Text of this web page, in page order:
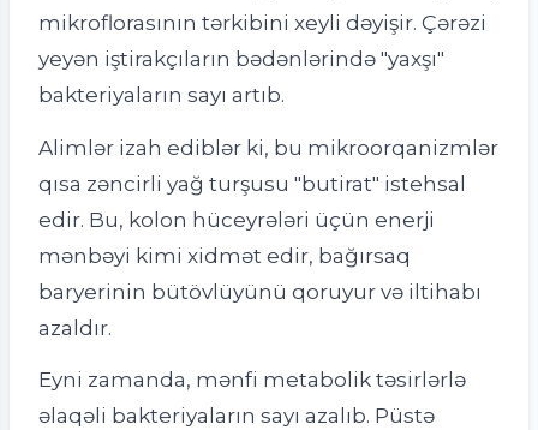
mikroflorasının tərkibini xeyli dəyişir. Çərəzi
yeyən iştirakçıların bədənlərində "yaxşı"
bakteriyaların sayı artıb.
Alimlər izah ediblər ki, bu mikroorqanizmlər
qısa zəncirli yağ turşusu "butirat" istehsal
edir. Bu, kolon hüceyrələri üçün enerji
mənbəyi kimi xidmət edir, bağırsaq
baryerinin bütövlüyünü qoruyur və iltihabı
azaldır.
Eyni zamanda, mənfi metabolik təsirlərlə
əlaqəli bakteriyaların sayı azalıb. Püstə